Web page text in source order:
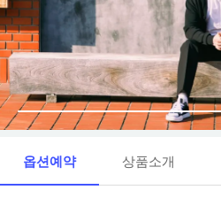
옵션예약 상품소개